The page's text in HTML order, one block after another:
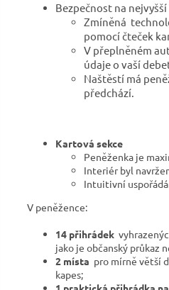
Bezpečnost na
Zmíněná
pomocí čteček
V přeplněném
údaje o vaší
Naštěstí má
předchází.
Kartová sekce
Peněženka je
Interiér byl
Intuitivní
V peněžence:
14 přihrádek
jako je občanský průkaz
2 místa pro mírně větší
kapes;